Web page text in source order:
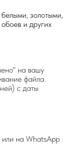
золотыми,
и других
на вашу
файла.
с даты
или на WhatsApp